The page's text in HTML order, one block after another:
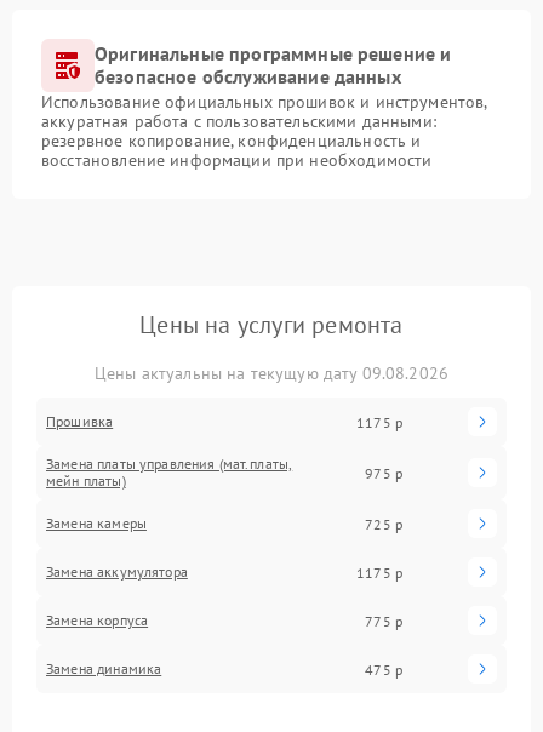
Оригинальные программные решение и
безопасное обслуживание данных
Использование официальных прошивок и инструментов,
аккуратная работа с пользовательскими данными:
резервное копирование, конфиденциальность и
восстановление информации при необходимости
Цены на услуги ремонта
Цены актуальны на текущую дату 09.08.2026
Прошивка 1175 р
Замена платы управления (мат.платы,
мейн платы)
975 р
Замена камеры 725 р
Замена аккумулятора 1175 р
Замена корпуса 775 р
Замена динамика 475 р